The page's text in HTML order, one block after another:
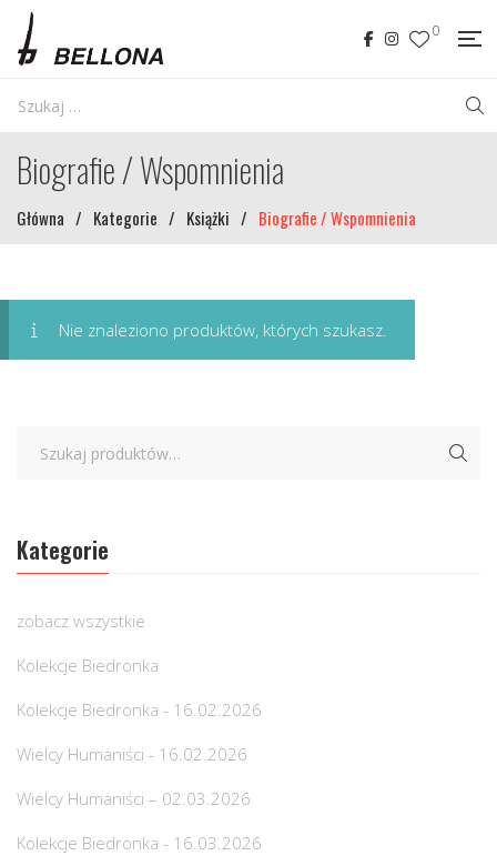
0
Biografie / Wspomnienia
Główna / Kategorie / Książki / Biografie / Wspomnienia
Nie znaleziono produktów, których szukasz.
Kategorie
zobacz wszystkie
Kolekcje Biedronka
Kolekcje Biedronka - 16.02.2026
Wielcy Humaniści - 16.02.2026
Wielcy Humaniści – 02.03.2026
Kolekcje Biedronka - 16.03.2026